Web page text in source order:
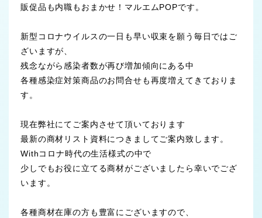
販促品も内職もおまかせ！マルエムPOPです。
新型コロナウイルスの一日も早い収束を願う毎日ではご
ざいますが、
残念ながら感染者数が再び増加傾向にある中
各種感染症対策商品のお問合せも再度増えてきておりま
す。
現在弊社にてご案内させて頂いております
最新の商材リスト資料につきましてご案内致します。
Withコロナ時代の生活様式の中で
少しでもお役に立てる商材がございましたら幸いでござ
います。
各種商材在庫の方も豊富にございますので、